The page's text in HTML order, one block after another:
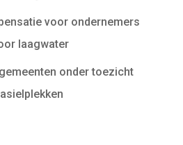
voor ondernemers
laagwater
onder toezicht